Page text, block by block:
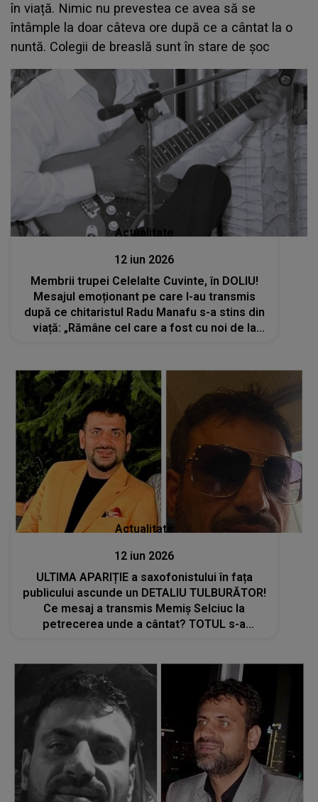
în viață. Nimic nu prevestea ce avea să se
întâmple la doar câteva ore după ce a cântat la o
nuntă. Colegii de breaslă sunt în stare de șoc
Actualitate
12 iun 2026
Membrii trupei Celelalte Cuvinte, în DOLIU!
Mesajul emoționant pe care l-au transmis
după ce chitaristul Radu Manafu s-a stins din
viață: „Rămâne cel care a fost cu noi de la
Actualitate
12 iun 2026
ULTIMA APARIȚIE a saxofonistului în fața
publicului ascunde un DETALIU TULBURĂTOR!
Ce mesaj a transmis Memiș Selciuc la
petrecerea unde a cântat? TOTUL s-a
Cum a..."